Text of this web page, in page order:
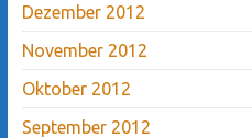
Dezember 2012
November 2012
Oktober 2012
September 2012